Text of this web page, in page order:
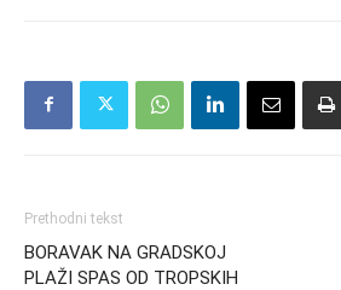
Prethodni tekst
BORAVAK NA GRADSKOJ
PLAŽI SPAS OD TROPSKIH